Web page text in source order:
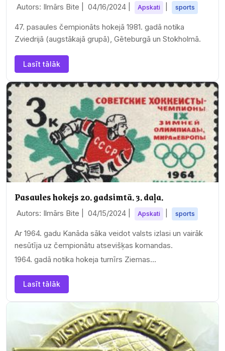
Autors: Ilmārs Bite | 04/16/2024 Apskati sports
47. pasaules čempionāts hokejā 1981. gadā notika
Zviedrijā (augstākajā grupā), Gēteburgā un Stokholmā.
Lasīt tālāk
Pasaules hokejs 20. gadsimtā. 3. daļa.
Autors: Ilmārs Bite | 04/15/2024 Apskati sports
Ar 1964. gadu Kanāda sāka veidot valsts izlasi un vairāk
nesūtīja uz čempionātu atsevišķas komandas.
1964. gadā notika hokeja turnīrs Ziemas…
Lasīt tālāk